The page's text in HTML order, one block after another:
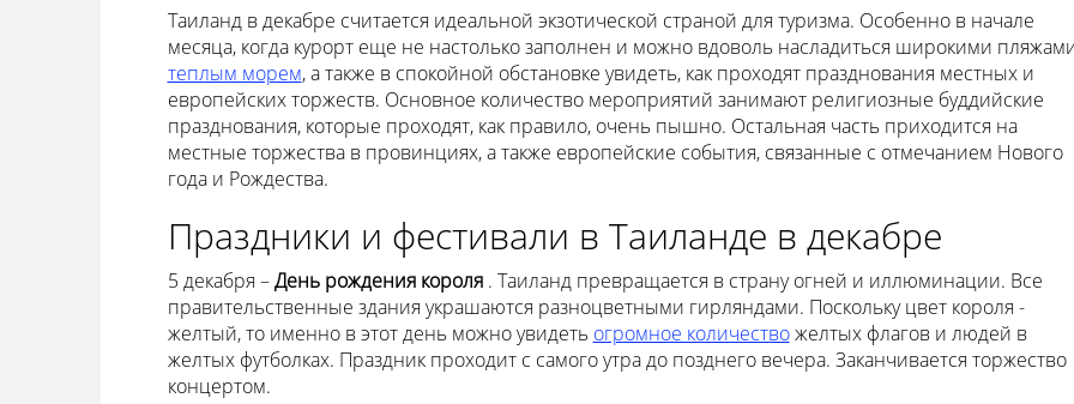
Таиланд в декабре считается идеальной экзотической страной для туризма. Особенно в начале
месяца, когда курорт еще не настолько заполнен и можно вдоволь насладиться широкими
теплым морем, а также в спокойной обстановке увидеть, как проходят празднования местных и
европейских торжеств. Основное количество мероприятий занимают религиозные буддийские
празднования, которые проходят, как правило, очень пышно. Остальная часть приходится на
местные торжества в провинциях, а также европейские события, связанные с отмечанием Нового
года и Рождества.
Праздники и фестивали в Таиланде в декабре
5 декабря –День рождения короля . Таиланд превращается в страну огней и иллюминации. Все
правительственные здания украшаются разноцветными гирляндами. Поскольку цвет короля -
желтый, то именно в этот день можно увидеть огромное количествожелтых флагов и людей в
желтых футболках. Праздник проходит с самого утра до позднего вечера. Заканчивается торжество
концертом.